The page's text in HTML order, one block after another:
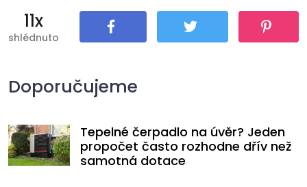
11x
shlédnuto
Doporučujeme
Tepelné čerpadlo na úvěr? Jeden
propočet často rozhodne dřív než
samotná dotace